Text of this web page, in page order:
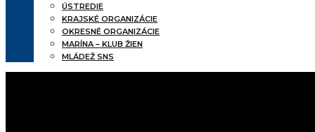
ÚSTREDIE
KRAJSKÉ ORGANIZÁCIE
OKRESNÉ ORGANIZÁCIE
MARÍNA – KLUB ŽIEN
MLÁDEŽ SNS